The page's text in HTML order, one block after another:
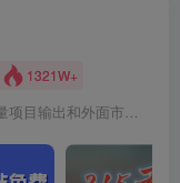
1321W+
二当家网创-_全网首发_高质量项目输出和外面市场高价课程一模一样